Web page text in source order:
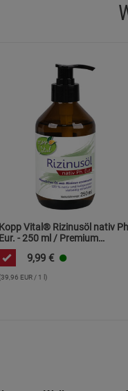
weiterverwenden und
EU (WEEE).
zu erfolgen.
nur von autorisierten
der geltenden EU-
Kopp Vital® Rizinusöl nativ
Eur. - 250 ml / Premium
/ kaltgepresst / frei
von Alkaloiden
9,99 €
EUR / 1 l)